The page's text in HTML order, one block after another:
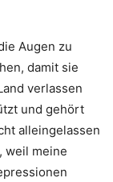
Augen zu
damit sie
verlassen
und gehört
alleingelassen
weil meine